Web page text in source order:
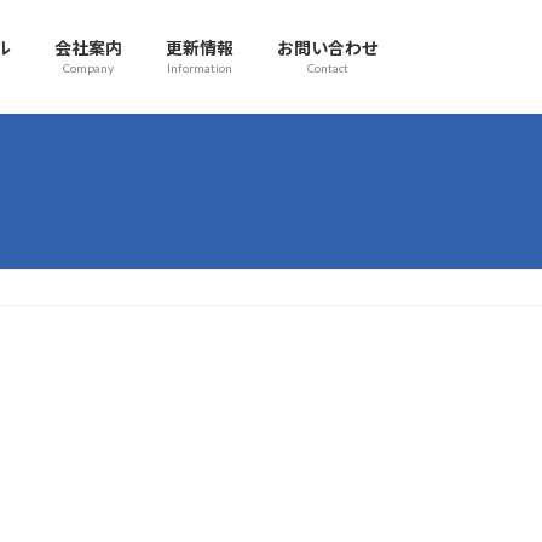
会社案内
Company
更新情報
Information
お問い合わせ
Contact